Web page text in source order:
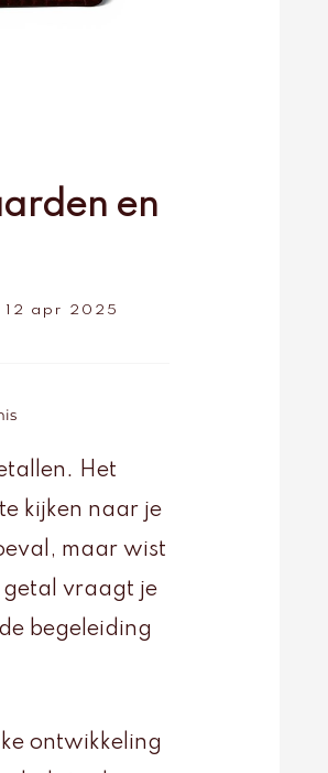
en
12 apr 2025
Het
kijken naar je
maar wist
getal vraagt je
begeleiding
ontwikkeling